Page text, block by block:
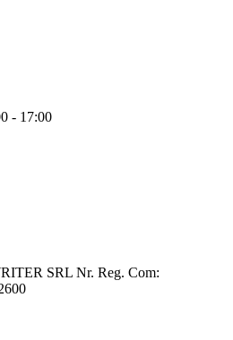
- 17:00
SRL Nr. Reg. Com: